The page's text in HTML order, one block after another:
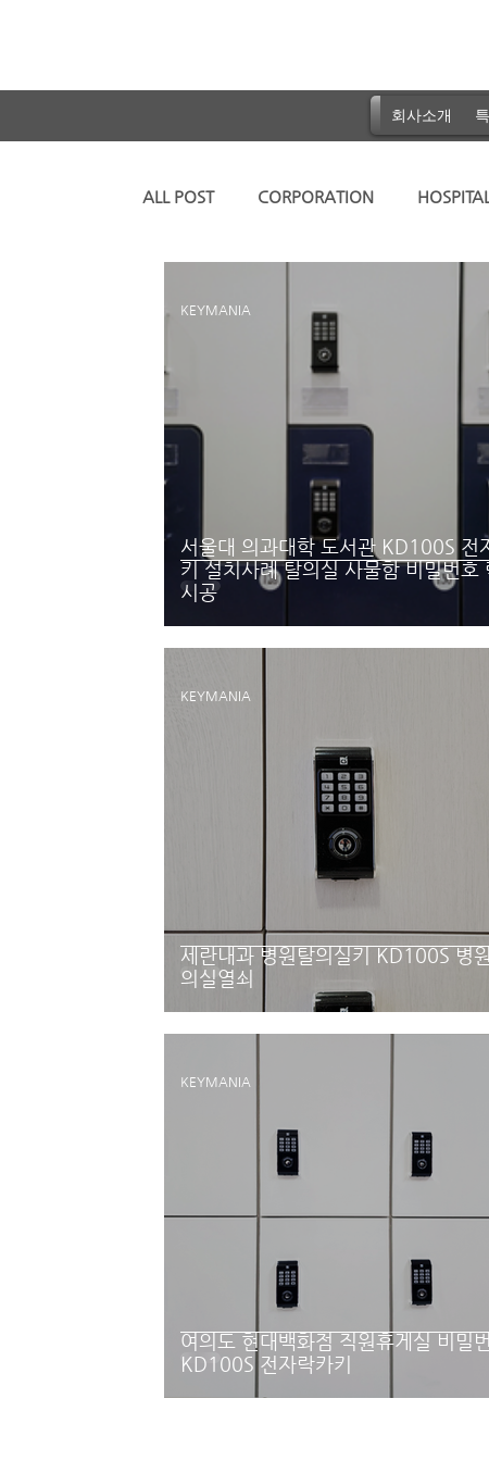
회사소개
ALL POST CORPORATION HOSPITAL
KD500
서울대 의과대학 도서관 KD100S 전
키 설치사례 탈의실 사물함 비밀번호
시공
KEYMANIA
세란내과 병원탈의실키 KD100S 병
의실열쇠
KEYMANIA
여의도 현대백화점 직원휴게실 비밀
KD100S 전자락카키
KEYMANIA